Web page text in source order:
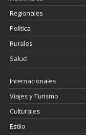
Regionales
Política
Rurales
Salud
Internacionales
Viajes y Turismo
Culturales
Estilo